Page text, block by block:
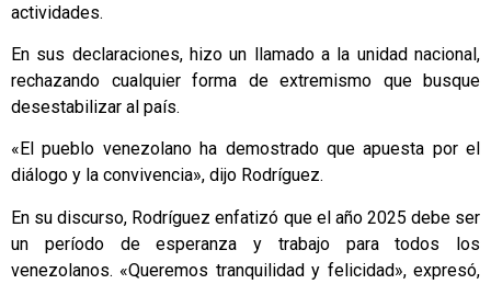
actividades.
En sus declaraciones, hizo un llamado a la unidad nacional,
rechazando cualquier forma de extremismo que busque
desestabilizar al país.
«El pueblo venezolano ha demostrado que apuesta por el
diálogo y la convivencia», dijo Rodríguez.
En su discurso, Rodríguez enfatizó que el año 2025 debe ser
un período de esperanza y trabajo para todos los
venezolanos. «Queremos tranquilidad y felicidad», expresó,